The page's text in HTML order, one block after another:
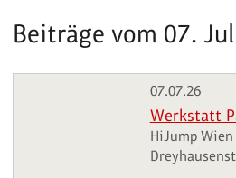
Beiträge vom 07.
07.07.26
Werkstatt
HiJump